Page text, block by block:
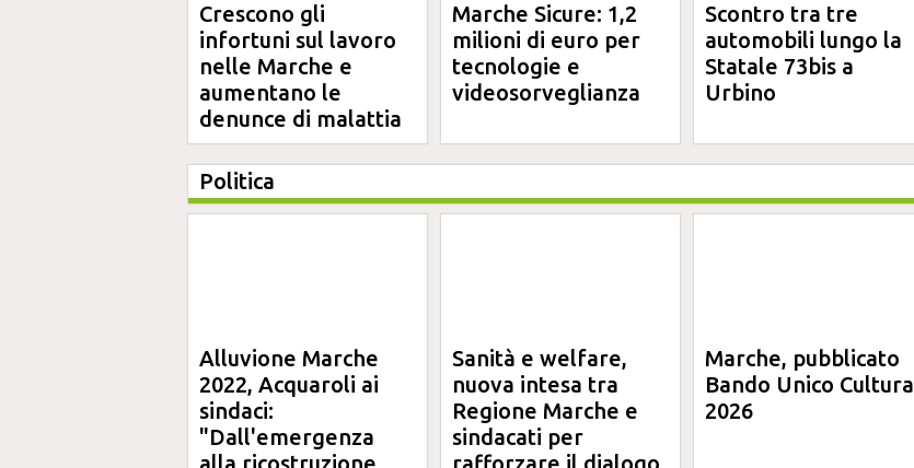
Crescono gli
infortuni sul lavoro
nelle Marche e
aumentano le
denunce di malattia
professionale
Marche Sicure: 1,2
milioni di euro per
tecnologie e
videosorveglianza
Scontro tra tre
automobili lungo la
Statale 73bis a
Urbino
Politica
Alluvione Marche
2022, Acquaroli ai
sindaci:
"Dall'emergenza
Sanità e welfare,
nuova intesa tra
Regione Marche e
sindacati per
Marche, pubblicato
Bando Unico Cultura
2026